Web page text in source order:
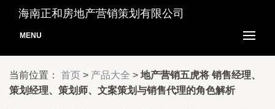
海南正和房地产营销策划有限公司
MENU
当前位置： 首页 > 产品大全 > 地产营销五虎将 销售经理、
策划经理、策划师、文案策划与销售代理的角色解析